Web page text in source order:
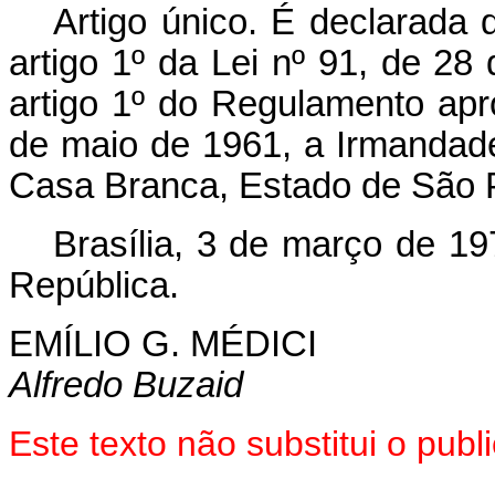
Artigo único. É declarada
artigo 1º da Lei nº 91, de
artigo 1º do Regulamento
de maio de 1961, a
Casa Branca, Estado de São
Brasília, 3 de março de
República.
EMÍLIO G. MÉDICI
Alfredo Buzaid
Este texto não substitui o